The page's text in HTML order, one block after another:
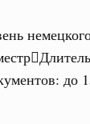
:до